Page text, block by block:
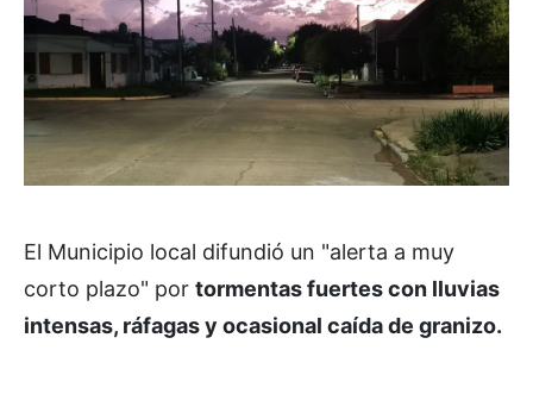
El Municipio local difundió un "alerta a muy
corto plazo" por tormentas fuertes con lluvias
intensas, ráfagas y ocasional caída de granizo.